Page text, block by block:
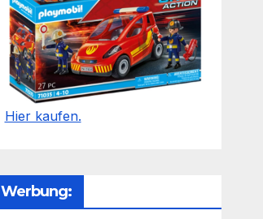
Hier kaufen.
Werbung: